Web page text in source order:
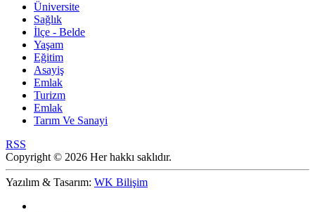
Üniversite
Sağlık
İlçe - Belde
Yaşam
Eğitim
Asayiş
Emlak
Turizm
Emlak
Tarım Ve Sanayi
RSS
Copyright © 2026 Her hakkı saklıdır.
Yazılım & Tasarım: WK Bilişim